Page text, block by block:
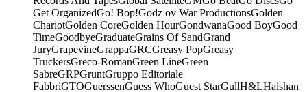
Get OrganizedGo! Bop!Godz ov War ProductionsGolden
ChariotGolden CoreGolden HourGondwanaGood BoyGood
TimeGoodbyeGraduateGrains Of SandGrand
JuryGrapevineGrappaGRCGreasy PopGreasy
TruckersGreco-RomanGreen LineGreen
SabreGRPGruntGruppo Editoriale
FabbriGTOGuerssenGuess WhoGuest StarGullH&LHaishan